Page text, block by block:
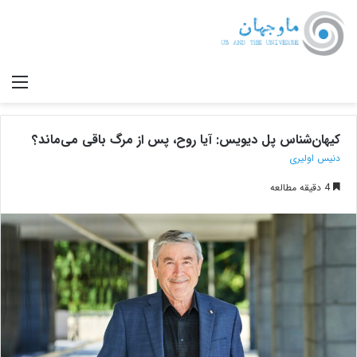
کیهان‌شناس پل دیویس: آیا روح، پس از مرگ باقی می‌ماند؟
دنیس اولیری
4 دقیقه مطالعه